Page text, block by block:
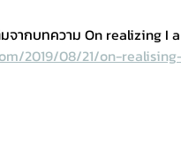
มจากบทความ On realizing
2019/08/21/on-